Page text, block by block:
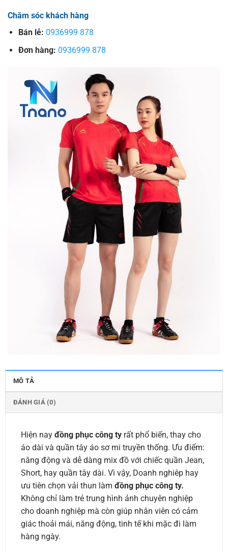
Chăm sóc khách hàng
Bán lẻ: 0936999 878
Đơn hàng: 0936999 878
MÔ TẢ
ĐÁNH GIÁ (0)
Hiện nay đồng phục công tyrất phổ biến, thay cho
áo dài và quần tây áo sơ mi truyền thống. Ưu điểm:
năng động và dễ dàng mix đồ với chiếc quần Jean,
Short, hay quần tây dài. Vì vậy, Doanh nghiêp hay
ưu tiên chọn vải thun làm đồng phục công ty.
Không chỉ làm trẻ trung hình ảnh chuyên nghiệp
cho doanh nghiệp mà còn giúp nhân viên có cảm
giác thoải mái, năng động, tinh tế khi mặc đi làm
hàng ngày.